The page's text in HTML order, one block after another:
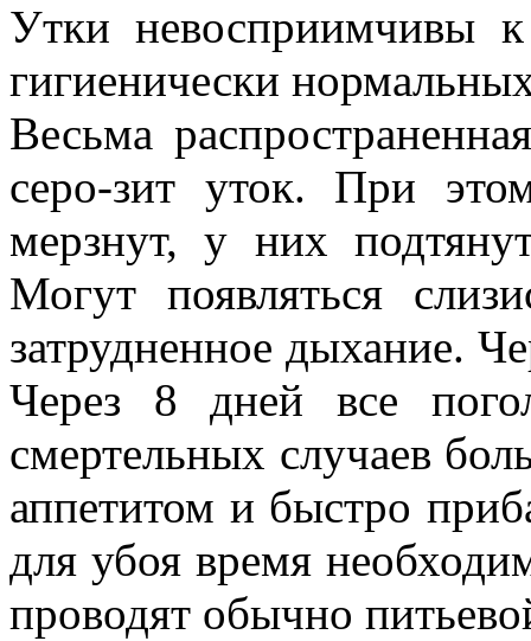
Утки невосприимчивы
гигиенически
Весьма
серо-зит уток. При
мерзнут, у них
Могут появляться
затрудненное дыхание.
Через 8 дней все
смертельных случаев
аппетитом и быстро
для убоя время
проводят обычно